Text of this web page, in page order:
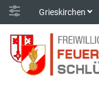
Grieskirchen